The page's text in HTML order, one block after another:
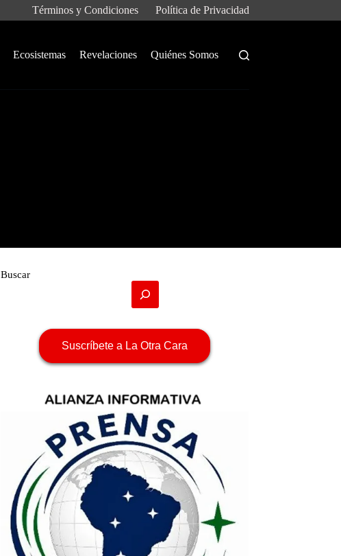
Términos y Condiciones Política de Privacidad
Ecosistemas Revelaciones Quiénes Somos
Buscar
Suscríbete a La Otra Cara